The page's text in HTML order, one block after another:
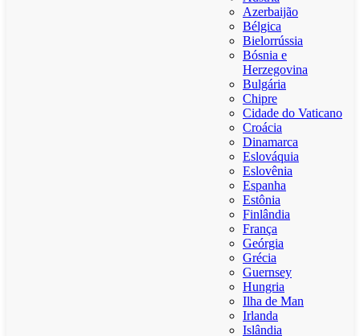
Azerbaijão
Bélgica
Bielorrússia
Bósnia e
Herzegovina
Bulgária
Chipre
Cidade do Vaticano
Croácia
Dinamarca
Eslováquia
Eslovênia
Espanha
Estônia
Finlândia
França
Geórgia
Grécia
Guernsey
Hungria
Ilha de Man
Irlanda
Islândia